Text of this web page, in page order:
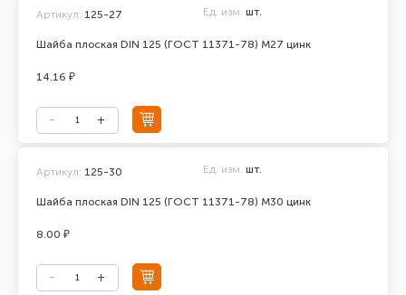
Шайба плоская DIN 125 (ГОСТ 11371-78) М27 цинк
Артикул: 125-27 Ед. изм. шт.
14.16 ₽
Шайба плоская DIN 125 (ГОСТ 11371-78) М30 цинк
Артикул: 125-30 Ед. изм. шт.
8.00 ₽